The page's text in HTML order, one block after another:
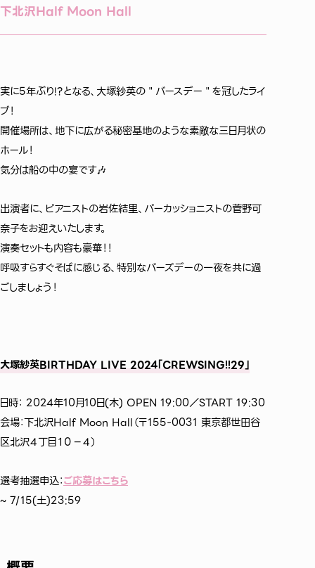
下北沢Half Moon Hall
実に5年ぶり!?となる、大塚紗英の＂バースデー＂を冠したライ
ブ！
開催場所は、地下に広がる秘密基地のような素敵な三日月状の
ホール！
気分は船の中の宴です🎶
出演者に、ピアニストの岩佐結里、パーカッショニストの菅野可
奈子をお迎えいたします。
演奏セットも内容も豪華！！
呼吸すらすぐそばに感じる、特別なバーズデーの一夜を共に過
ごしましょう！
大塚紗英BIRTHDAY LIVE 2024「CREWSING!!29」
日時： 2024年10月10日(木) OPEN 19:00／START 19:30
会場：下北沢Half Moon Hall（〒155-0031 東京都世田谷
区北沢４丁目１０−４）
選考抽選申込：ご応募はこちら
~ 7/15(土)23:59